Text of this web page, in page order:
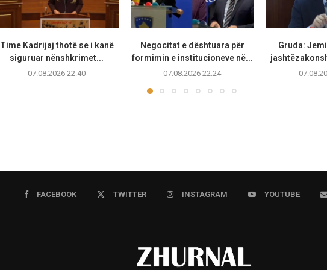
Time Kadrijaj thotë se i kanë
siguruar nënshkrimet...
07.08.2026 22:40
Negocitat e dështuara për
formimin e institucioneve në...
07.08.2026 22:24
Gruda:
FACEBOOK TWITTER INSTAGRAM YOUTUBE